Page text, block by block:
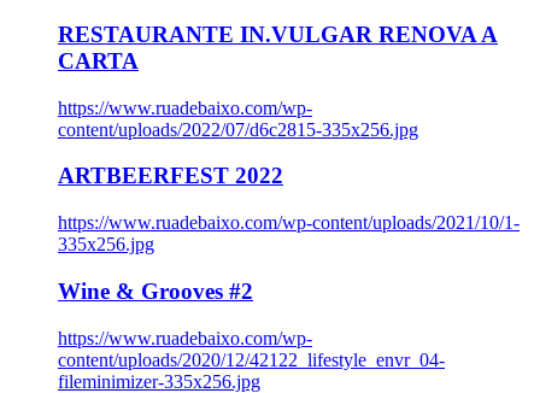
RESTAURANTE IN.VULGAR RENOVA A
CARTA
https://www.ruadebaixo.com/wp-
content/uploads/2022/07/d6c2815-335x256.jpg
ARTBEERFEST 2022
https://www.ruadebaixo.com/wp-content/uploads/2021/10/1-
335x256.jpg
Wine & Grooves #2
https://www.ruadebaixo.com/wp-
content/uploads/2020/12/42122_lifestyle_envr_04-
fileminimizer-335x256.jpg